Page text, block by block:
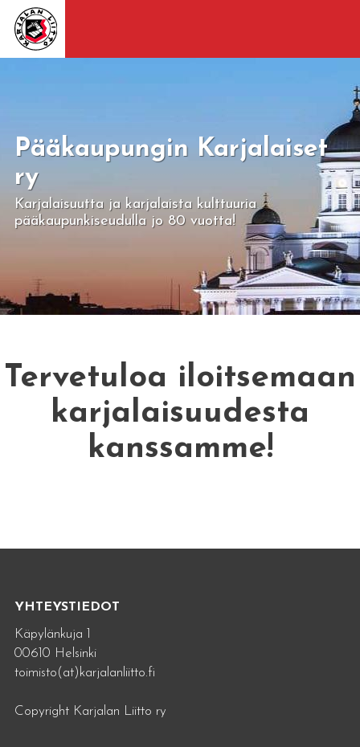
Pääkaupungin Karjalaiset
ry
Karjalaisuutta ja karjalaista kulttuuria
pääkaupunkiseudulla jo 80 vuotta!
Tervetuloa iloitsemaan
karjalaisuudesta
kanssamme!
YHTEYSTIEDOT
Käpylänkuja 1
00610 Helsinki
toimisto(at)karjalanliitto.fi
Copyright Karjalan Liitto ry